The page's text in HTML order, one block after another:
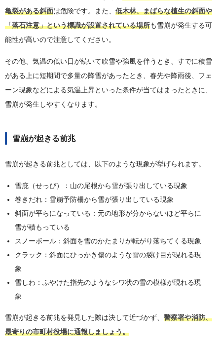
亀裂がある斜面は危険です。また、 低木林、まばらな植生の斜面や
「落石注意」という標識が設置されている場所も雪崩が発生する可
能性が高いので注意してください。
その他、気温の低い日が続いて吹雪や強風を伴うとき、すでに積雪
がある上に短期間で多量の降雪があったとき、春先や降雨後、フェ
ーン現象などによる気温上昇といった条件が当てはまったときに、
雪崩が発生しやすくなります。
雪崩が起きる前兆
雪崩が起きる前兆としては、以下のような現象が挙げられます。
雪庇（せっぴ）：山の尾根から雪が張り出している現象
巻きだれ：雪崩予防柵から雪が張り出している現象
斜面が平らになっている：元の地形が分からないほど平らに
雪が積もっている
スノーボール：斜面を雪のかたまりが転がり落ちてくる現象
クラック：斜面にひっかき傷のような雪の裂け目が現れる現
象
雪しわ：ふやけた指先のようなシワ状の雪の模様が現れる現
象
雪崩が起きる前兆を発見した際は決して近づかず、 警察署や消防、
最寄りの市町村役場に通報しましょう。